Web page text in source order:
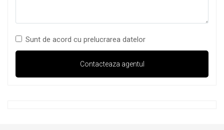
Sunt de acord cu prelucrarea datelor